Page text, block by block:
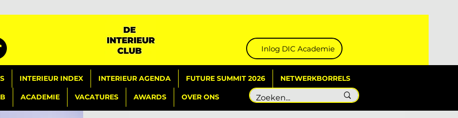
Inlog DIC Academie
INTERIEUR INDEX INTERIEUR AGENDA FUTURE SUMMIT 2026 NETWERKBORRELS
ACADEMIE VACATURES AWARDS OVER ONS